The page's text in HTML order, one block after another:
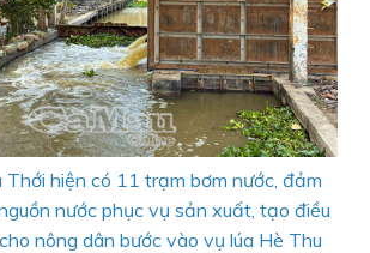
Thới hiện có 11 trạm bơm nước, đảm
nước phục vụ sản xuất, tạo điều
nông dân bước vào vụ lúa Hè Thu